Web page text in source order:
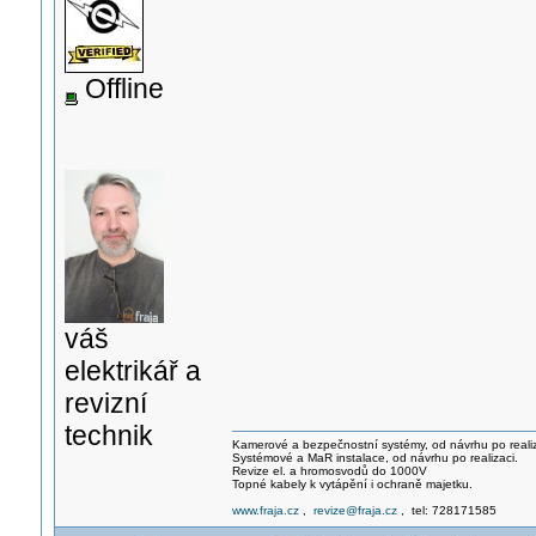
Offline
váš
elektrikář a
revizní
technik
Kamerové a bezpečnostní systémy, od návrhu po
Systémové a MaR instalace, od návrhu po realizaci.
Revize el. a hromosvodů do 1000V
Topné kabely k vytápění i ochraně majetku.
www.fraja.cz, revize@fraja.cz, tel: 728171585